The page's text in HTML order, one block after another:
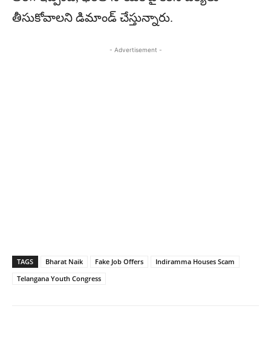
తీసుకోవాలని డిమాండ్ చేస్తున్నారు.
- Advertisement -
TAGS Bharat Naik Fake Job Offers
Indiramma Houses Scam
Telangana Youth Congress